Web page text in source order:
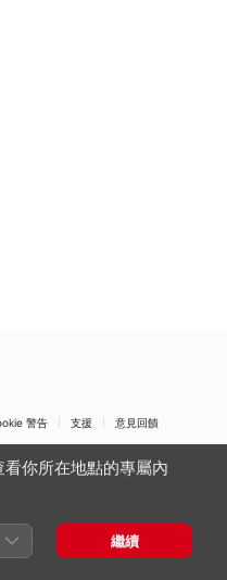
警告 支援 意見回饋
你所在地點的專屬內
繼續